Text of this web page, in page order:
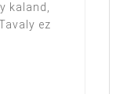
kaland,
ez